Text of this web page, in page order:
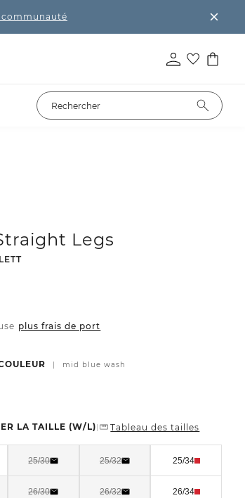
communauté
Legs
plus frais de port
| mid blue wash
LA TAILLE (W/L)| Tableau des tailles
25/30 25/32 25/34
26/30 26/32 26/34